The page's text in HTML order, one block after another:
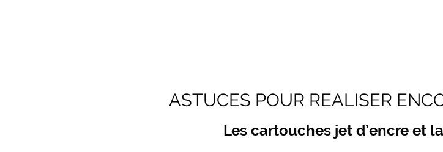
ASTUCES POUR REALISER
Les cartouches jet d’encre et